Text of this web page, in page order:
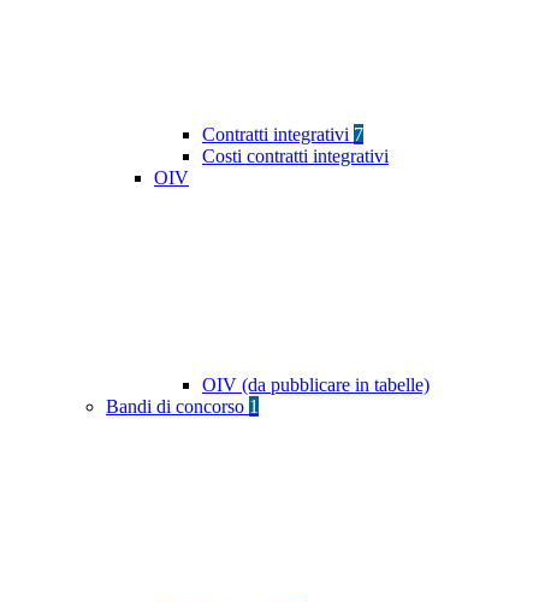
Contratti integrativi 7
Costi contratti integrativi
OIV
OIV (da pubblicare in tabelle)
Bandi di concorso 1